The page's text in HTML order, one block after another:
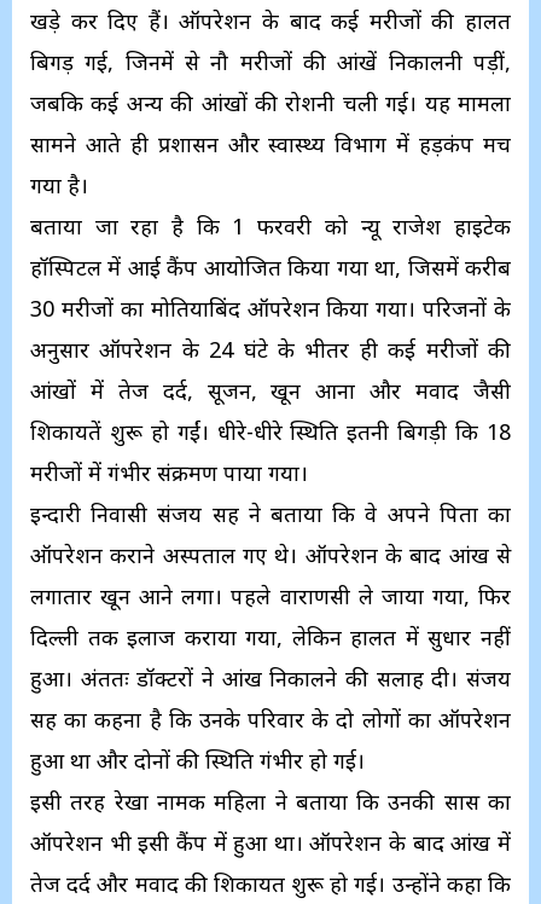
खड़े कर दिए हैं। ऑपरेशन के बाद कई मरीजों की हालत
बिगड़ गई, जिनमें से नौ मरीजों की आंखें निकालनी पड़ीं,
जबकि कई अन्य की आंखों की रोशनी चली गई। यह मामला
सामने आते ही प्रशासन और स्वास्थ्य विभाग में हड़कंप मच
गया है।
बताया जा रहा है कि 1 फरवरी को न्यू राजेश हाइटेक
हॉस्पिटल में आई कैंप आयोजित किया गया था, जिसमें करीब
30 मरीजों का मोतियाबिंद ऑपरेशन किया गया। परिजनों के
अनुसार ऑपरेशन के 24 घंटे के भीतर ही कई मरीजों की
आंखों में तेज दर्द, सूजन, खून आना और मवाद जैसी
शिकायतें शुरू हो गईं। धीरे-धीरे स्थिति इतनी बिगड़ी कि 18
मरीजों में गंभीर संक्रमण पाया गया।
इन्दारी निवासी संजय सिंह ने बताया कि वे अपने पिता का
ऑपरेशन कराने अस्पताल गए थे। ऑपरेशन के बाद आंख से
लगातार खून आने लगा। पहले वाराणसी ले जाया गया, फिर
दिल्ली तक इलाज कराया गया, लेकिन हालत में सुधार नहीं
हुआ। अंततः डॉक्टरों ने आंख निकालने की सलाह दी। संजय
सिंह का कहना है कि उनके परिवार के दो लोगों का ऑपरेशन
हुआ था और दोनों की स्थिति गंभीर हो गई।
इसी तरह रेखा नामक महिला ने बताया कि उनकी सास का
ऑपरेशन भी इसी कैंप में हुआ था। ऑपरेशन के बाद आंख में
तेज दर्द और मवाद की शिकायत शुरू हो गई। उन्होंने कहा कि